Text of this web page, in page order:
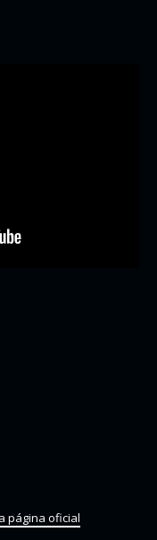
página oficial